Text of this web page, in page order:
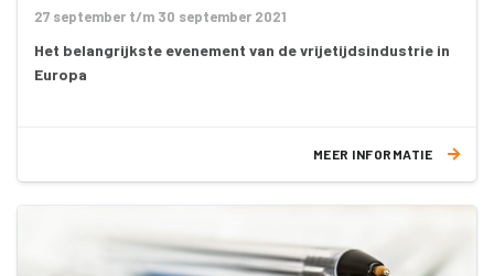
27 september t/m 30 september 2021
Het belangrijkste evenement van de vrijetijdsindustrie in
Europa
MEER INFORMATIE